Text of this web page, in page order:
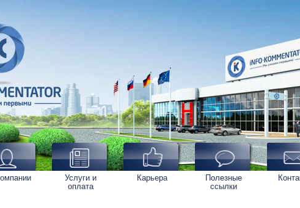
Услуги и
оплата
Карьера Полезные
ссылки